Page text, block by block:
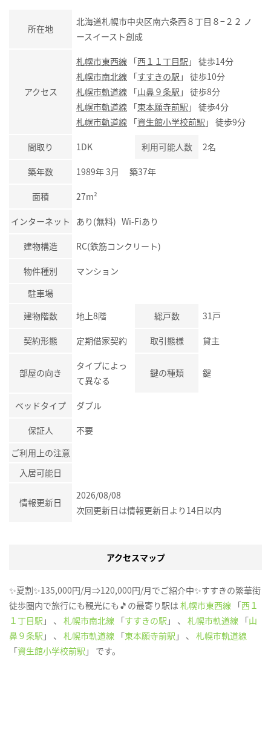
所在地
北海道札幌市中央区南六条西８丁目８−２２ ノ
ースイースト創成
アクセス
札幌市東西線 「西１１丁目駅 」 徒歩14分
札幌市南北線 「すすきの駅 」 徒歩10分
札幌市軌道線 「山鼻９条駅 」 徒歩8分
札幌市軌道線 「東本願寺前駅 」 徒歩4分
札幌市軌道線 「資生館小学校前駅 」 徒歩9分
間取り 1DK 利用可能人数 2名
築年数 1989年 3月 築37年
面積 27m²
インターネット あり(無料) Wi-Fiあり
建物構造 RC(鉄筋コンクリート)
物件種別
マンション
駐車場
建物階数
地上8階 総戸数 31戸
契約形態 定期借家契約 取引態様 貸主
部屋の向き
タイプによっ
て異なる
鍵の種類 鍵
ベッドタイプ ダブル
保証人
不要
ご利用上の注意
入居可能日
情報更新日
2026/08/08
次回更新日は情報更新日より14日以内
アクセスマップ
✨夏割✨135,000円/月⇒120,000円/月でご紹介中✨すすきの繁華街
徒歩圏内で旅行にも観光にも🎵の最寄り駅は 札幌市東西線 「西１
１丁目駅 」 、 札幌市南北線 「すすきの駅 」 、 札幌市軌道線 「山
鼻９条駅 」 、 札幌市軌道線 「東本願寺前駅 」 、 札幌市軌道線
「資生館小学校前駅 」 です。